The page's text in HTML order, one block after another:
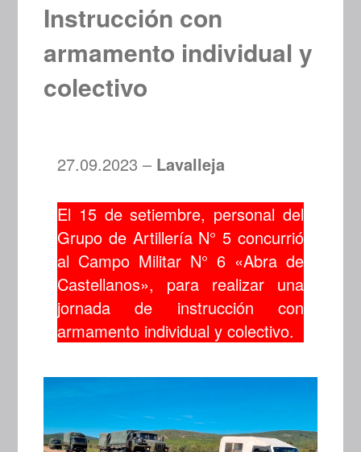
Instrucción con
armamento individual y
colectivo
27.09.2023 – Lavalleja
El 15 de setiembre, personal del
Grupo de Artillería N° 5 concurrió
al Campo Militar N° 6 «Abra de
Castellanos», para realizar una
jornada de instrucción con
armamento individual y colectivo.